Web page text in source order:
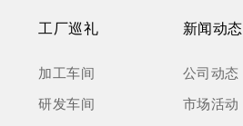
工厂巡礼
加工车间
研发车间
新闻动态
公司动态
市场活动